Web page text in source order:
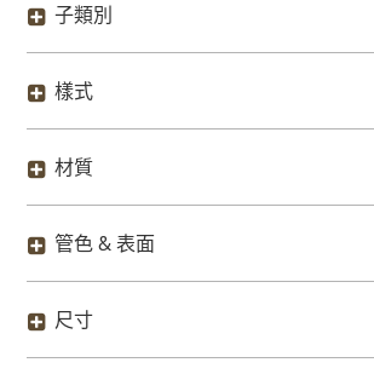
子類別
樣式
材質
管色 & 表面
尺寸